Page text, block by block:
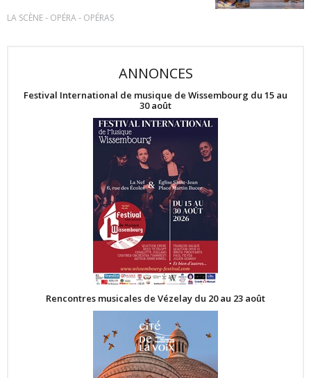
LA SCÈNE- OPÉRA- OPÉRAS
ANNONCES
Festival International de musique de Wissembourg du 15 au
30 août
Rencontres musicales de Vézelay du 20 au 23 août